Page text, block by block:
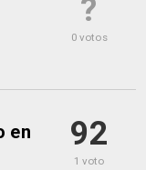
?
0 votos
en
92
1 voto